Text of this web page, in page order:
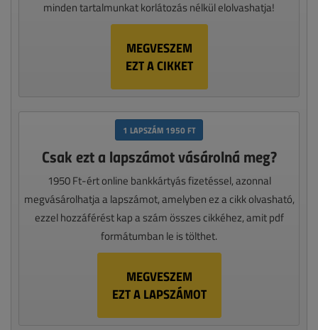
minden tartalmunkat korlátozás nélkül elolvashatja!
MEGVESZEM
EZT A CIKKET
1 LAPSZÁM 1950 FT
Csak ezt a lapszámot vásárolná meg?
1950 Ft-ért online bankkártyás fizetéssel, azonnal
megvásárolhatja a lapszámot, amelyben ez a cikk olvasható,
ezzel hozzáférést kap a szám összes cikkéhez, amit pdf
formátumban le is tölthet.
MEGVESZEM
EZT A LAPSZÁMOT